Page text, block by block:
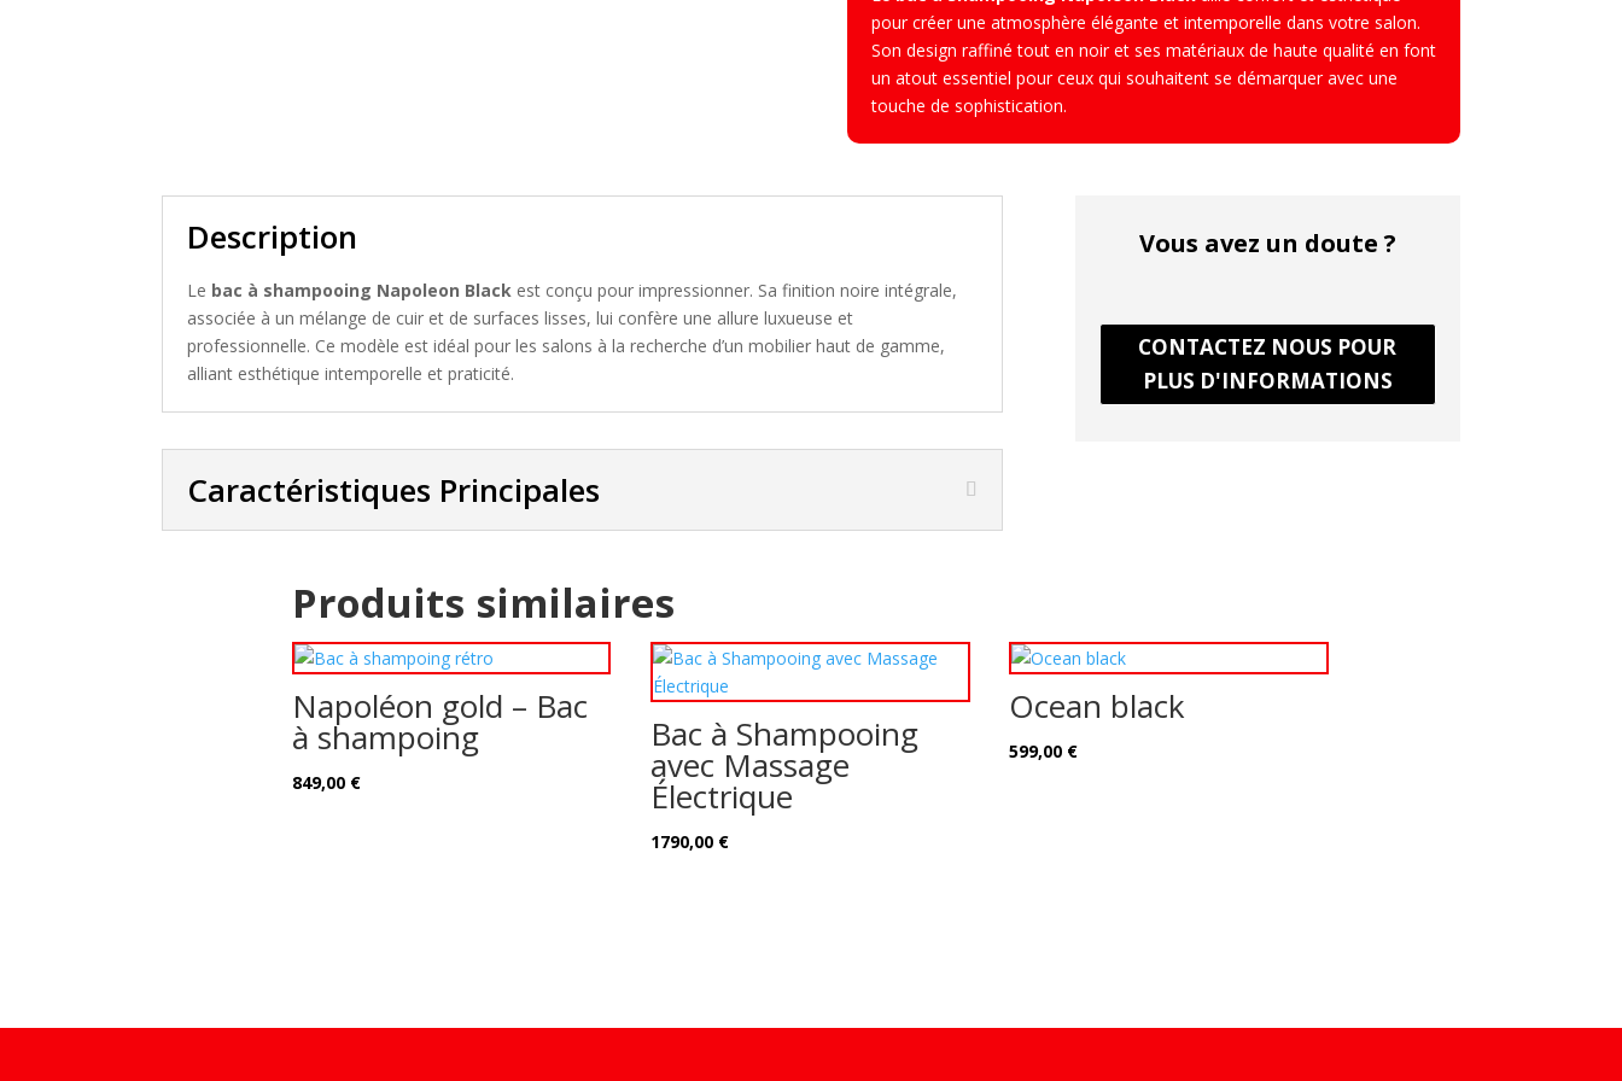
pour créer une atmosphère élégante et intemporelle dans votre salon.
Son design raffiné tout en noir et ses matériaux de haute qualité en font
un atout essentiel pour ceux qui souhaitent se démarquer avec une
touche de sophistication.
Description
Le bac à shampooing Napoleon Black est conçu pour impressionner. Sa finition noire intégrale,
associée à un mélange de cuir et de surfaces lisses, lui confère une allure luxueuse et
professionnelle. Ce modèle est idéal pour les salons à la recherche d’un mobilier haut de gamme,
alliant esthétique intemporelle et praticité.
Caractéristiques Principales
Vous avez un doute ?
CONTACTEZ NOUS POUR
PLUS D'INFORMATIONS
Produits similaires
Napoléon gold – Bac
à shampoing
849,00 €
Bac à Shampooing
avec Massage
Électrique
1790,00 €
Ocean black
599,00 €